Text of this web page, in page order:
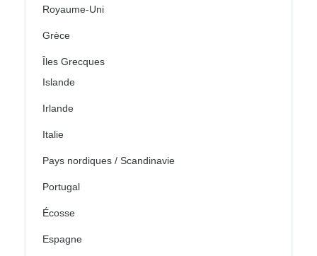
Royaume-Uni
Grèce
Îles Grecques
Islande
Irlande
Italie
Pays nordiques / Scandinavie
Portugal
Écosse
Espagne